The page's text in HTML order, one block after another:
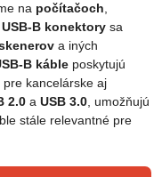
na počítačoch
USB-B konektory sa
a iných
B káble poskytujú
kancelárske aj
2.0 a USB 3.0 , umožňujú
stále relevantné pre